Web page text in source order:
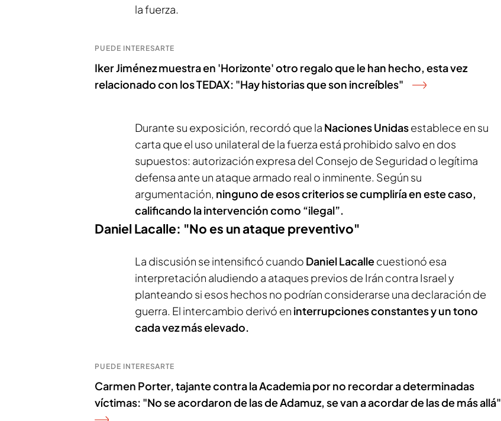
la fuerza.
PUEDE INTERESARTE
Iker Jiménez muestra en 'Horizonte' otro regalo que le han hecho, esta vez
relacionado con los TEDAX: "Hay historias que son increíbles"
Durante su exposición, recordó que la Naciones Unidasestablece en su
carta que el uso unilateral de la fuerza está prohibido salvo en dos
supuestos: autorización expresa del Consejo de Seguridad o legítima
defensa ante un ataque armado real o inminente. Según su
argumentación, ninguno de esos criterios se cumpliría en este caso,
calificando la intervención como “ilegal”.
Daniel Lacalle: "No es un ataque preventivo"
La discusión se intensificó cuando Daniel Lacallecuestionó esa
interpretación aludiendo a ataques previos de Irán contra Israel y
planteando si esos hechos no podrían considerarse una declaración de
guerra. El intercambio derivó en interrupciones constantes y un tono
cada vez más elevado.
PUEDE INTERESARTE
Carmen Porter, tajante contra la Academia por no recordar a determinadas
víctimas: "No se acordaron de las de Adamuz, se van a acordar de las de más allá"